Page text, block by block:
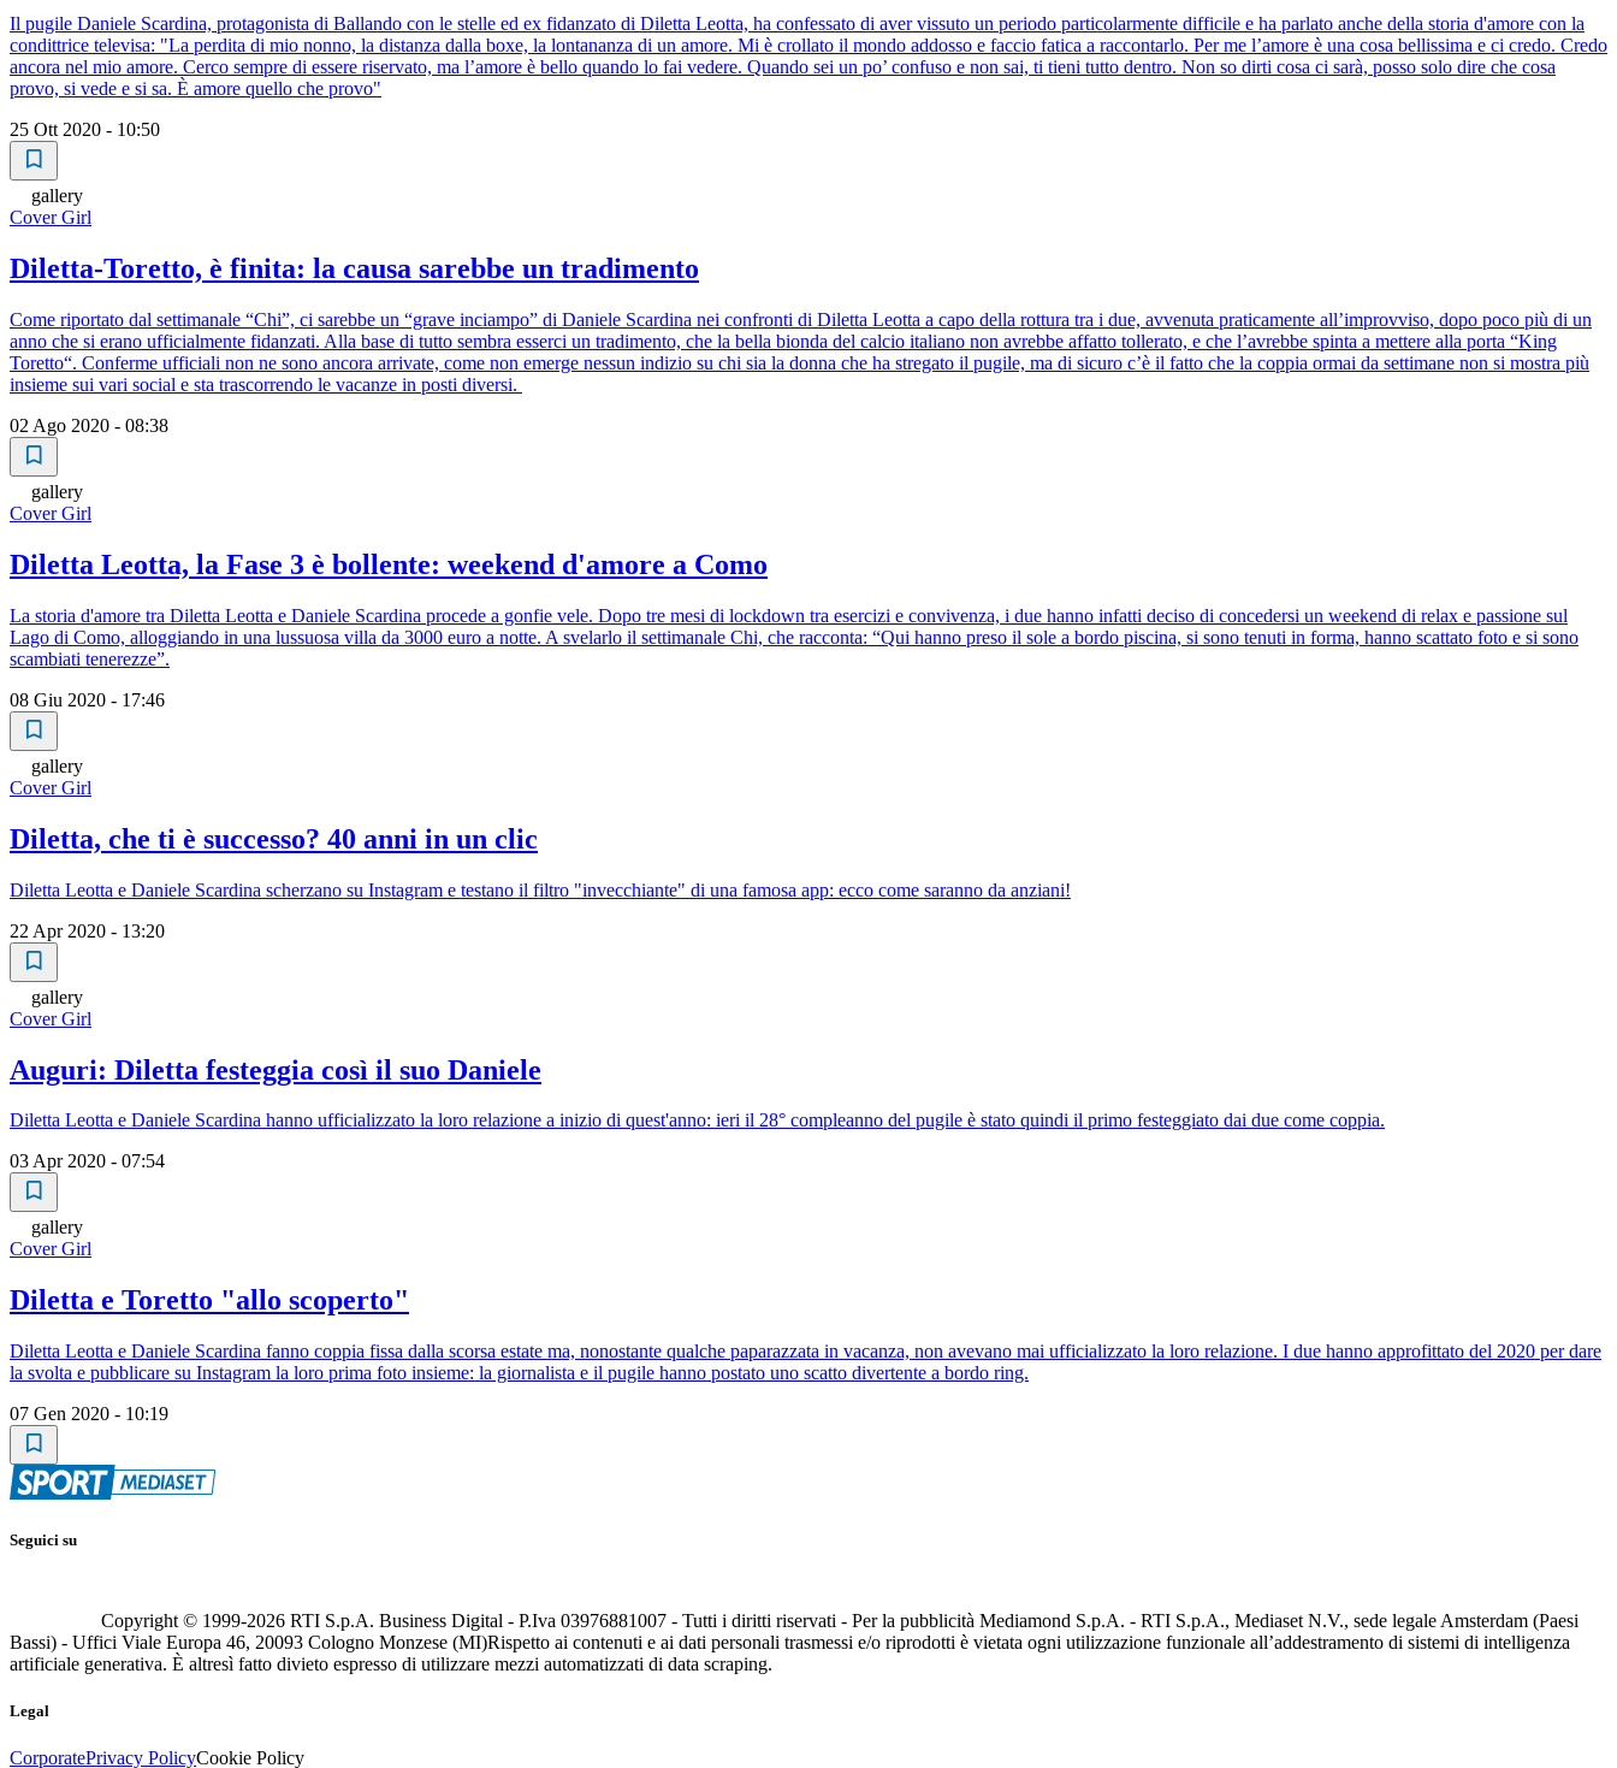
Il pugile Daniele Scardina, protagonista di Ballando con le stelle ed ex fidanzato di Diletta Leotta, ha confessato di aver vissuto un periodo particolarmente difficile e ha parlato anche della storia d'amore con la
condittrice televisa: "La perdita di mio nonno, la distanza dalla boxe, la lontananza di un amore. Mi è crollato il mondo addosso e faccio fatica a raccontarlo. Per me l’amore è una cosa bellissima e ci credo. Credo
ancora nel mio amore. Cerco sempre di essere riservato, ma l’amore è bello quando lo fai vedere. Quando sei un po’ confuso e non sai, ti tieni tutto dentro. Non so dirti cosa ci sarà, posso solo dire che cosa
provo, si vede e si sa. È amore quello che provo"
25 Ott 2020 - 10:50
gallery
Cover Girl
Diletta-Toretto, è finita: la causa sarebbe un tradimento
Come riportato dal settimanale “Chi”, ci sarebbe un “grave inciampo” di Daniele Scardina nei confronti di Diletta Leotta a capo della rottura tra i due, avvenuta praticamente all’improvviso, dopo poco più di un
anno che si erano ufficialmente fidanzati. Alla base di tutto sembra esserci un tradimento, che la bella bionda del calcio italiano non avrebbe affatto tollerato, e che l’avrebbe spinta a mettere alla porta “King
Toretto“. Conferme ufficiali non ne sono ancora arrivate, come non emerge nessun indizio su chi sia la donna che ha stregato il pugile, ma di sicuro c’è il fatto che la coppia ormai da settimane non si mostra più
insieme sui vari social e sta trascorrendo le vacanze in posti diversi.
02 Ago 2020 - 08:38
gallery
Cover Girl
Diletta Leotta, la Fase 3 è bollente: weekend d'amore a Como
La storia d'amore tra Diletta Leotta e Daniele Scardina procede a gonfie vele. Dopo tre mesi di lockdown tra esercizi e convivenza, i due hanno infatti deciso di concedersi un weekend di relax e passione sul
Lago di Como, alloggiando in una lussuosa villa da 3000 euro a notte. A svelarlo il settimanale Chi, che racconta: “Qui hanno preso il sole a bordo piscina, si sono tenuti in forma, hanno scattato foto e si sono
scambiati tenerezze”.
08 Giu 2020 - 17:46
gallery
Cover Girl
Diletta, che ti è successo? 40 anni in un clic
Diletta Leotta e Daniele Scardina scherzano su Instagram e testano il filtro "invecchiante" di una famosa app: ecco come saranno da anziani!
22 Apr 2020 - 13:20
gallery
Cover Girl
Auguri: Diletta festeggia così il suo Daniele
Diletta Leotta e Daniele Scardina hanno ufficializzato la loro relazione a inizio di quest'anno: ieri il 28° compleanno del pugile è stato quindi il primo festeggiato dai due come coppia.
03 Apr 2020 - 07:54
gallery
Cover Girl
Diletta e Toretto "allo scoperto"
Diletta Leotta e Daniele Scardina fanno coppia fissa dalla scorsa estate ma, nonostante qualche paparazzata in vacanza, non avevano mai ufficializzato la loro relazione. I due hanno approfittato del 2020 per dare
la svolta e pubblicare su Instagram la loro prima foto insieme: la giornalista e il pugile hanno postato uno scatto divertente a bordo ring.
07 Gen 2020 - 10:19
Seguici su
Copyright © 1999-2026 RTI S.p.A. Business Digital - P.Iva 03976881007 - Tutti i diritti riservati - Per la pubblicità Mediamond S.p.A. - RTI S.p.A., Mediaset N.V., sede legale Amsterdam (Paesi
Bassi) - Uffici Viale Europa 46, 20093 Cologno Monzese (MI)Rispetto ai contenuti e ai dati personali trasmessi e/o riprodotti è vietata ogni utilizzazione funzionale all’addestramento di sistemi di intelligenza
artificiale generativa. È altresì fatto divieto espresso di utilizzare mezzi automatizzati di data scraping.
Legal
CorporatePrivacy PolicyCookie Policy